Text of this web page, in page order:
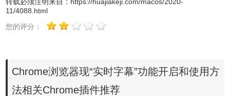
Chrome浏览器实时字幕功能的使用方法
1、设置好以后，当你再次在网页里播放媒体内容，
方将会出现一个新的灰色工具栏，显示“正在检测语音”。
11/4088.html
您的评分：
Chrome浏览器现“实时字幕”功能开启和使用方
法相关Chrome插件推荐